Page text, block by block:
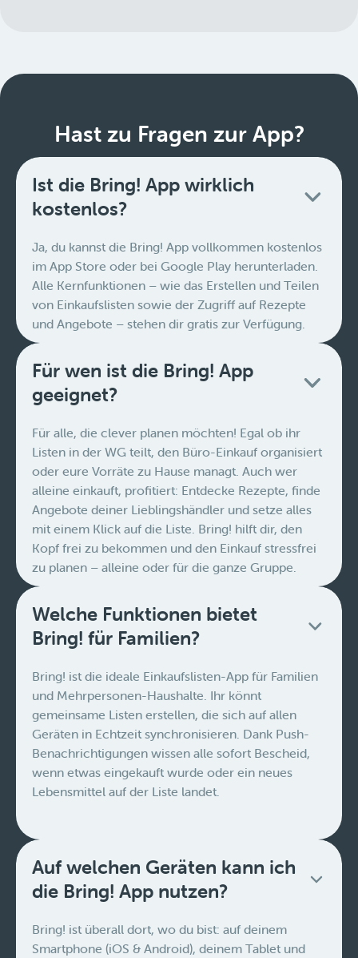
Hast zu Fragen zur App?
Ist die Bring! App wirklich
kostenlos?
Ja, du kannst die Bring! App vollkommen kostenlos
im App Store oder bei Google Play herunterladen.
Alle Kernfunktionen – wie das Erstellen und Teilen
von Einkaufslisten sowie der Zugriff auf Rezepte
und Angebote – stehen dir gratis zur Verfügung.
Für wen ist die Bring! App
geeignet?
Für alle, die clever planen möchten! Egal ob ihr
Listen in der WG teilt, den Büro-Einkauf organisiert
oder eure Vorräte zu Hause managt. Auch wer
alleine einkauft, profitiert: Entdecke Rezepte, finde
Angebote deiner Lieblingshändler und setze alles
mit einem Klick auf die Liste. Bring! hilft dir, den
Kopf frei zu bekommen und den Einkauf stressfrei
zu planen – alleine oder für die ganze Gruppe.
Welche Funktionen bietet
Bring! für Familien?
Bring! ist die ideale Einkaufslisten-App für Familien
und Mehrpersonen-Haushalte. Ihr könnt
gemeinsame Listen erstellen, die sich auf allen
Geräten in Echtzeit synchronisieren. Dank Push-
Benachrichtigungen wissen alle sofort Bescheid,
wenn etwas eingekauft wurde oder ein neues
Lebensmittel auf der Liste landet.
Auf welchen Geräten kann ich
die Bring! App nutzen?
Bring! ist überall dort, wo du bist: auf deinem
Smartphone (iOS & Android), deinem Tablet und